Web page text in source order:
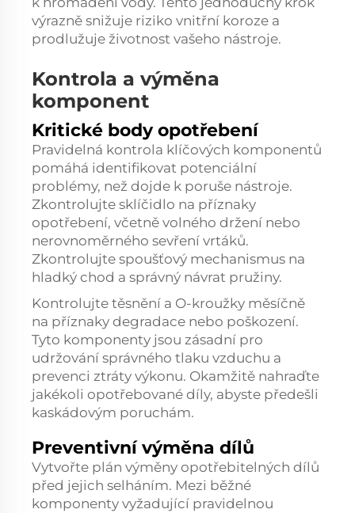
výrazně snižuje riziko vnitřní koroze a
prodlužuje životnost vašeho nástroje.
Kontrola a výměna
komponent
Kritické body opotřebení
Pravidelná kontrola klíčových komponentů
pomáhá identifikovat potenciální
problémy, než dojde k poruše nástroje.
Zkontrolujte sklíčidlo na příznaky
opotřebení, včetně volného držení nebo
nerovnoměrného sevření vrtáků.
Zkontrolujte spoušťový mechanismus na
hladký chod a správný návrat pružiny.
Kontrolujte těsnění a O-kroužky měsíčně
na příznaky degradace nebo poškození.
Tyto komponenty jsou zásadní pro
udržování správného tlaku vzduchu a
prevenci ztráty výkonu. Okamžitě nahraďte
jakékoli opotřebované díly, abyste předešli
kaskádovým poruchám.
Preventivní výměna dílů
Vytvořte plán výměny opotřebitelných dílů
před jejich selháním. Mezi běžné
komponenty vyžadující pravidelnou